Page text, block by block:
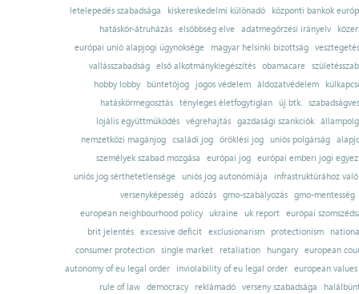
letelepedés szabadsága
kiskereskedelmi különadó
központi bankok
hatáskör-átruházás
elsőbbség elve adatmegőrzési irányelv
európai unió alapjogi ügynoksége
magyar helsinki bizottság
vesztegetés
vallásszabadság
első alkotmánykiegészítés obamacare
hobby lobby
büntetőjog jogos védelem áldozatvédelem
hatáskörmegosztás tényleges életfogytiglan új btk.
lojális együttműködés
végrehajtás gazdasági szankciók
nemzetközi magánjog
családi jog öröklési jog uniós polgárság
személyek szabad mozgása
európai jog európai emberi jogi
uniós jog sérthetetlensége uniós jog autonómiája
infrastruktúrához
versenyképesség adózás gmo-szabályozás gmo-mentesség
european neighbourhood policy
ukraine uk report
európai
brit jelentés excessive deficit exclusionarism protectionism
consumer protection
single market retaliation hungary
european
autonomy of eu legal order
inviolability of eu legal order
european values
rule of law
democracy reklámadó verseny szabadsága